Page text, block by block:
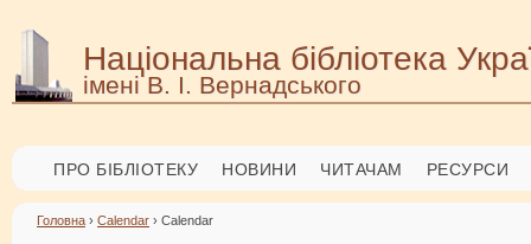
Національна бібліотека
імені В. І. Вернадського
ПРО БІБЛІОТЕКУ НОВИНИ ЧИТАЧАМ РЕСУРСИ
Головна › Calendar › Calendar